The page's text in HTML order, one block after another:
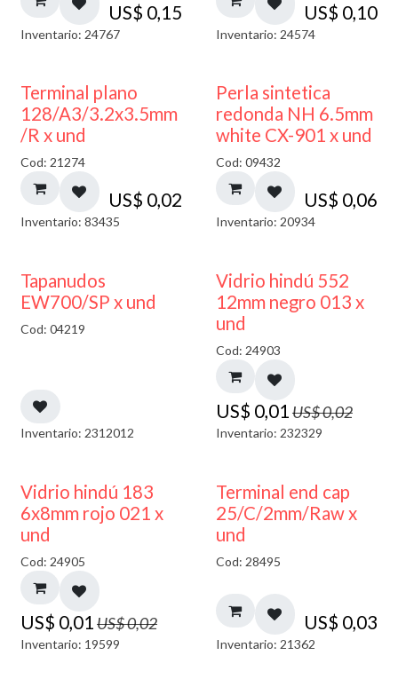
US$ 0,15
Inventario: 24767
US$ 0,10
Inventario: 24574
Terminal plano
128/A3/3.2x3.5mm
/R x und
Cod: 21274
US$ 0,02
Inventario: 83435
Perla sintetica
redonda NH 6.5mm
white CX-901 x und
Cod: 09432
US$ 0,06
Inventario: 20934
50% DESCUENTO
Tapanudos
EW700/SP x und
Cod: 04219
Inventario: 2312012
40% DESCUENTO
Vidrio hindú 552
12mm negro 013 x
und
Cod: 24903
US$ 0,01US$0,02
Inventario: 232329
40% DESCUENTO
Vidrio hindú 183
6x8mm rojo 021 x
und
Cod: 24905
US$ 0,01US$0,02
Inventario: 19599
Terminal end cap
25/C/2mm/Raw x
und
Cod: 28495
US$ 0,03
Inventario: 21362